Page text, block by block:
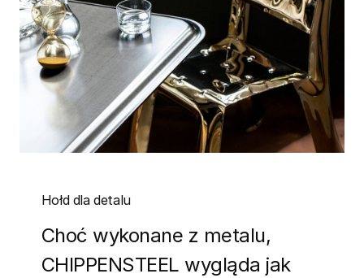
Hołd dla detalu
Choć wykonane z metalu,
CHIPPENSTEEL wygląda jak